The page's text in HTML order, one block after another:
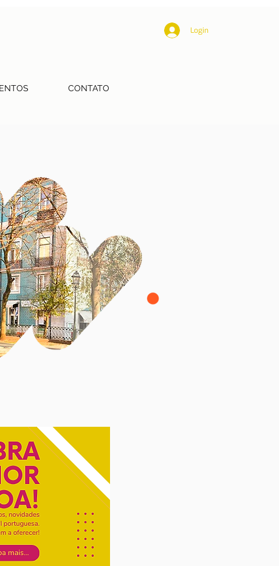
Login
CONTATO